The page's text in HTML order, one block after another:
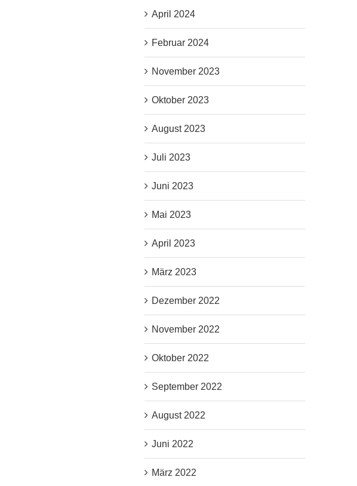
April 2024
Februar 2024
November 2023
Oktober 2023
August 2023
Juli 2023
Juni 2023
Mai 2023
April 2023
März 2023
Dezember 2022
November 2022
Oktober 2022
September 2022
August 2022
Juni 2022
März 2022